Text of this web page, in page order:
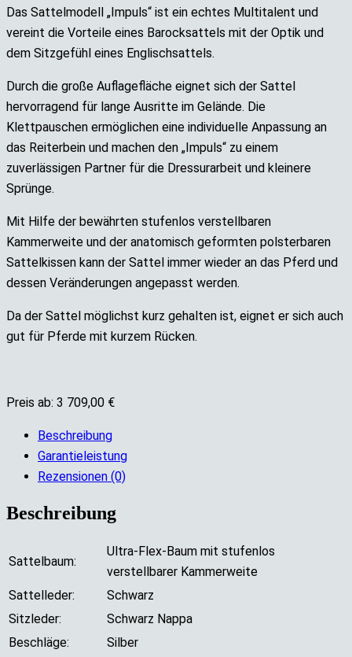
Das Sattelmodell „Impuls“ ist ein echtes Multitalent und
vereint die Vorteile eines Barocksattels mit der Optik und
dem Sitzgefühl eines Englischsattels.
Durch die große Auflagefläche eignet sich der Sattel
hervorragend für lange Ausritte im Gelände. Die
Klettpauschen ermöglichen eine individuelle Anpassung an
das Reiterbein und machen den „Impuls“ zu einem
zuverlässigen Partner für die Dressurarbeit und kleinere
Sprünge.
Mit Hilfe der bewährten stufenlos verstellbaren
Kammerweite und der anatomisch geformten polsterbaren
Sattelkissen kann der Sattel immer wieder an das Pferd und
dessen Veränderungen angepasst werden.
Da der Sattel möglichst kurz gehalten ist, eignet er sich auch
gut für Pferde mit kurzem Rücken.
Preis ab: 3 709,00 €
Beschreibung
Garantieleistung
Rezensionen (0)
Beschreibung
Sattelbaum:
Ultra-Flex-Baum mit stufenlos
verstellbarer Kammerweite
Sattelleder:
Schwarz
Sitzleder:
Schwarz Nappa
Beschläge:
Silber